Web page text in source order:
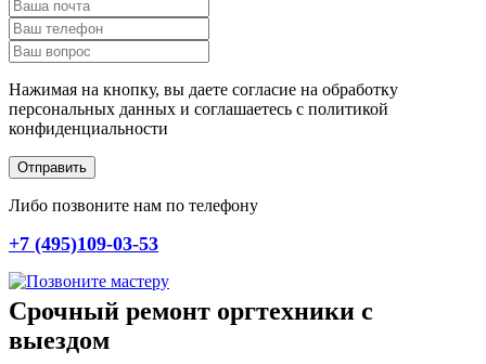
Нажимая на кнопку, вы даете согласие на обработку
персональных данных и соглашаетесь c политикой
конфиденциальности
Отправить
Либо позвоните нам по телефону
+7 (495)109-03-53
Срочный ремонт оргтехники с
выездом